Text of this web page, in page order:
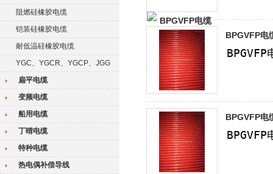
KGG阻燃硅橡胶电缆
铠装硅橡胶电缆
耐低温硅橡胶电缆
YGC、YGCR、YGCP、JGG
扁平电缆
变频电缆
船用电缆
丁晴电缆
特种电缆
热电偶补偿导线
BPGVFP电
BPGVFP电